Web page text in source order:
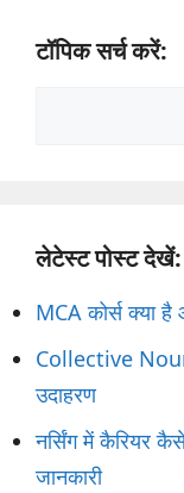
टॉपिक सर्च करें:
लेटेस्ट पोस्ट देखें:
MCA कोर्स क्या
Collective
उदाहरण
नर्सिंग में कैरियर
जानकारी